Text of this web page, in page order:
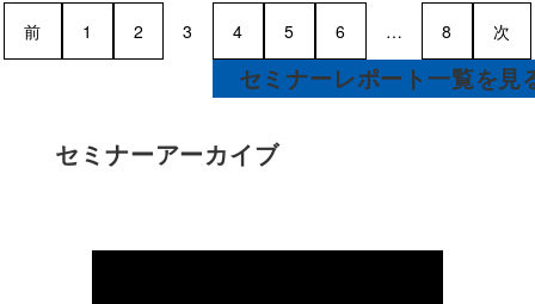
前 1 2 3 4 5 6 … 8 次
セミナーレポート一覧を見
セミナーアーカイブ